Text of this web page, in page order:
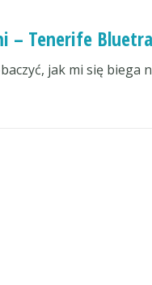
– Tenerife
jak mi się